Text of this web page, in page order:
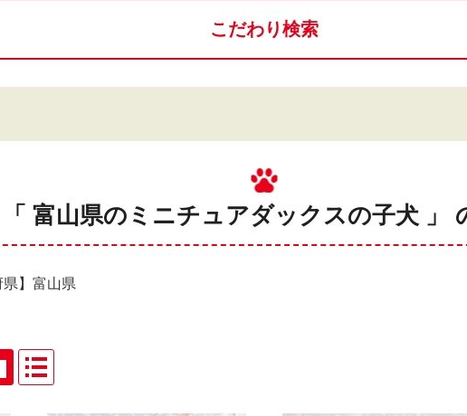
こだわり検索
「 富山県のミニチュアダックスの子犬 」
県】富山県